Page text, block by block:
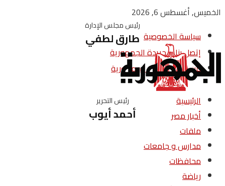
الخميس, أغسطس 6, 2026
سياسة الخصوصية
إتصل بنا – جريدة الجمهورية
من نحن – جريدة الجمهورية
رئيس مجلس الإدارة
طارق لطفي
رئيس التحرير
أحمد أيوب
الرئيسية
أخبار مصر
ملفات
مدارس و جامعات
محافظات
رياضة